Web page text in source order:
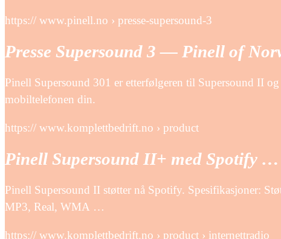
https:// www.pinell.no › presse-supersound-3
Presse Supersound 3 — Pinell of
Pinell Supersound 301 er etterfølgeren til Supersound II
mobiltelefonen din.
https:// www.komplettbedrift.no › product
Pinell Supersound II+ med Spotify
Pinell Supersound II støtter nå Spotify. Spesifikasjoner:
MP3, Real, WMA …
https:// www.komplettbedrift.no › product › internettradio